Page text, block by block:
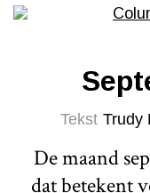
Tekst Trudy
De maand
dat betekent